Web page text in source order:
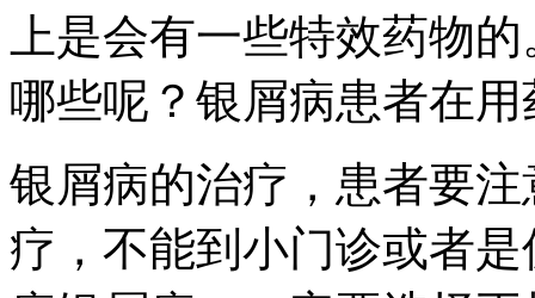
上是会有一些特效药物
哪些呢？银屑病患者在
银屑病的治疗，患者要
疗，不能到小门诊或者